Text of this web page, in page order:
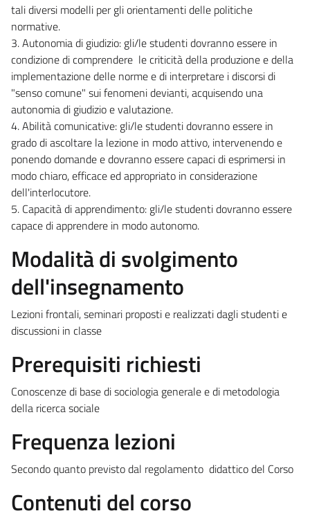
tali diversi modelli per gli orientamenti delle politiche
normative.
3. Autonomia di giudizio: gli/le studenti dovranno essere in
condizione di comprendere le criticità della produzione e della
implementazione delle norme e di interpretare i discorsi di
"senso comune" sui fenomeni devianti, acquisendo una
autonomia di giudizio e valutazione.
4. Abilità comunicative: gli/le studenti dovranno essere in
grado di ascoltare la lezione in modo attivo, intervenendo e
ponendo domande e dovranno essere capaci di esprimersi in
modo chiaro, efficace ed appropriato in considerazione
dell'interlocutore.
5. Capacità di apprendimento: gli/le studenti dovranno essere
capace di apprendere in modo autonomo.
Modalità di svolgimento
dell'insegnamento
Lezioni frontali, seminari proposti e realizzati dagli studenti e
discussioni in classe
Prerequisiti richiesti
Conoscenze di base di sociologia generale e di metodologia
della ricerca sociale
Frequenza lezioni
Secondo quanto previsto dal regolamento didattico del Corso
Contenuti del corso